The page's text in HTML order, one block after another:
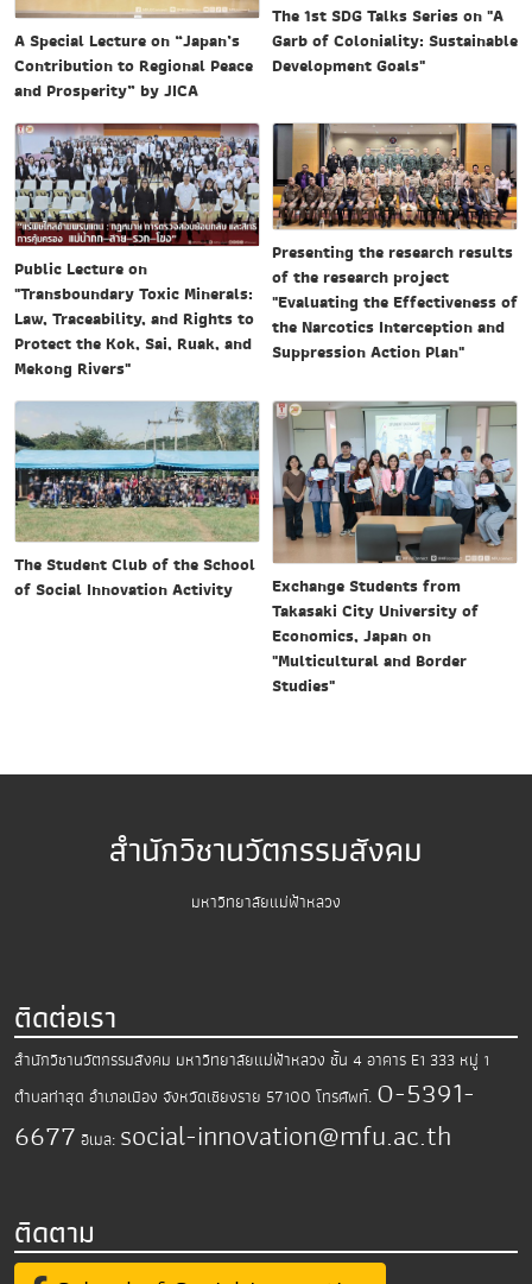
A Special Lecture on “Japan’s
Contribution to Regional Peace
and Prosperity” by JICA
The 1st SDG Talks Series on "A
Garb of Coloniality: Sustainable
Development Goals"
Public Lecture on
"Transboundary Toxic Minerals:
Law, Traceability, and Rights to
Protect the Kok, Sai, Ruak, and
Mekong Rivers"
Presenting the research results
of the research project
"Evaluating the Effectiveness of
the Narcotics Interception and
Suppression Action Plan"
The Student Club of the School
of Social Innovation Activity
Exchange Students from
Takasaki City University of
Economics, Japan on
"Multicultural and Border
Studies"
สำนักวิชานวัตกรรมสังคม
มหาวิทยาลัยแม่ฟ้าหลวง
ติดต่อเรา
สำนักวิชานวัตกรรมสังคม มหาวิทยาลัยแม่ฟ้าหลวง ชั้น 4 อาคาร E1 333 หมู่ 1
ตำบลท่าสุด อำเภอเมือง จังหวัดเชียงราย 57100 โทรศัพท์. 0-5391-
6677 อีเมล: social-innovation@mfu.ac.th
ติดตาม